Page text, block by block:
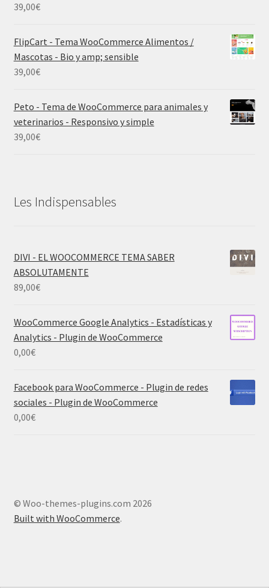
39,00€
FlipCart - Tema WooCommerce Alimentos /
Mascotas - Bio y amp; sensible
39,00€
Peto - Tema de WooCommerce para animales y
veterinarios - Responsivo y simple
39,00€
Les Indispensables
DIVI - EL WOOCOMMERCE TEMA SABER
ABSOLUTAMENTE
89,00€
WooCommerce Google Analytics - Estadísticas y
Analytics - Plugin de WooCommerce
0,00€
Facebook para WooCommerce - Plugin de redes
sociales - Plugin de WooCommerce
0,00€
© Woo-themes-plugins.com 2026
Built with WooCommerce.